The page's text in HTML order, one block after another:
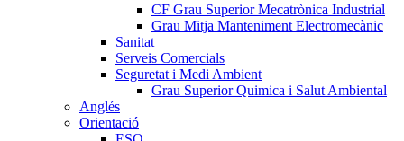
CF Grau Superior Mecatrònica Industrial
Grau Mitja Manteniment Electromecànic
Sanitat
Serveis Comercials
Seguretat i Medi Ambient
Grau Superior Quimica i Salut Ambiental
Anglés
Orientació